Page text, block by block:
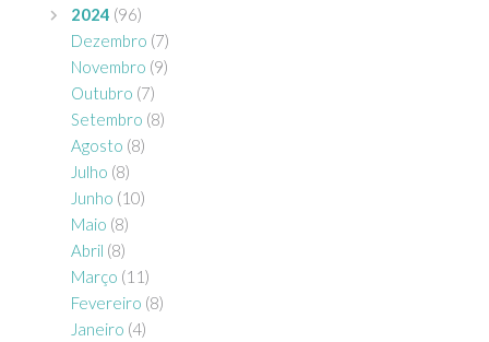
2024 (96)
Dezembro (7)
Novembro (9)
Outubro (7)
Setembro (8)
Agosto (8)
Julho (8)
Junho (10)
Maio (8)
Abril (8)
Março (11)
Fevereiro (8)
Janeiro (4)